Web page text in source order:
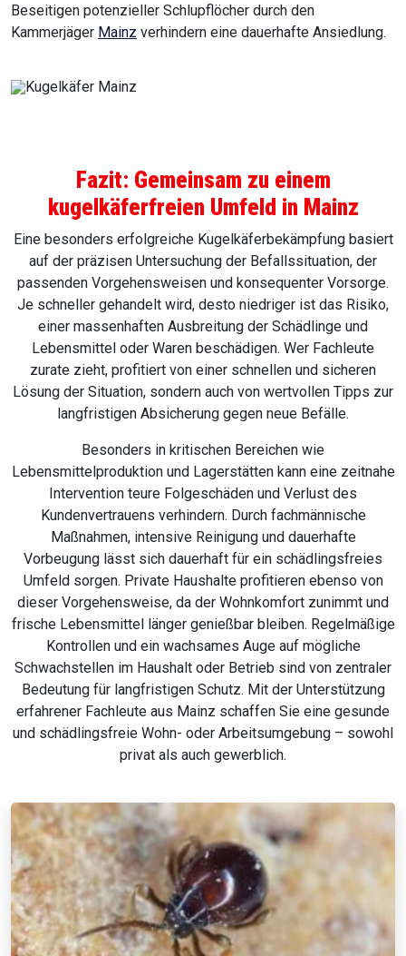
Beseitigen potenzieller Schlupflöcher durch den
Kammerjäger Mainz verhindern eine dauerhafte Ansiedlung.
Fazit: Gemeinsam zu einem
kugelkäferfreien Umfeld in Mainz
Eine besonders erfolgreiche Kugelkäferbekämpfung basiert
auf der präzisen Untersuchung der Befallssituation, der
passenden Vorgehensweisen und konsequenter Vorsorge.
Je schneller gehandelt wird, desto niedriger ist das Risiko,
einer massenhaften Ausbreitung der Schädlinge und
Lebensmittel oder Waren beschädigen. Wer Fachleute
zurate zieht, profitiert von einer schnellen und sicheren
Lösung der Situation, sondern auch von wertvollen Tipps zur
langfristigen Absicherung gegen neue Befälle.
Besonders in kritischen Bereichen wie
Lebensmittelproduktion und Lagerstätten kann eine zeitnahe
Intervention teure Folgeschäden und Verlust des
Kundenvertrauens verhindern. Durch fachmännische
Maßnahmen, intensive Reinigung und dauerhafte
Vorbeugung lässt sich dauerhaft für ein schädlingsfreies
Umfeld sorgen. Private Haushalte profitieren ebenso von
dieser Vorgehensweise, da der Wohnkomfort zunimmt und
frische Lebensmittel länger genießbar bleiben. Regelmäßige
Kontrollen und ein wachsames Auge auf mögliche
Schwachstellen im Haushalt oder Betrieb sind von zentraler
Bedeutung für langfristigen Schutz. Mit der Unterstützung
erfahrener Fachleute aus Mainz schaffen Sie eine gesunde
und schädlingsfreie Wohn- oder Arbeitsumgebung – sowohl
privat als auch gewerblich.